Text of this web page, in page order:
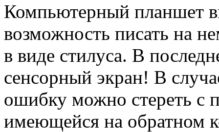
Компьютерный планшет
возможность писать на
в виде стилуса. В
сенсорный экран! В
ошибку можно стереть с
имеющейся на обратном